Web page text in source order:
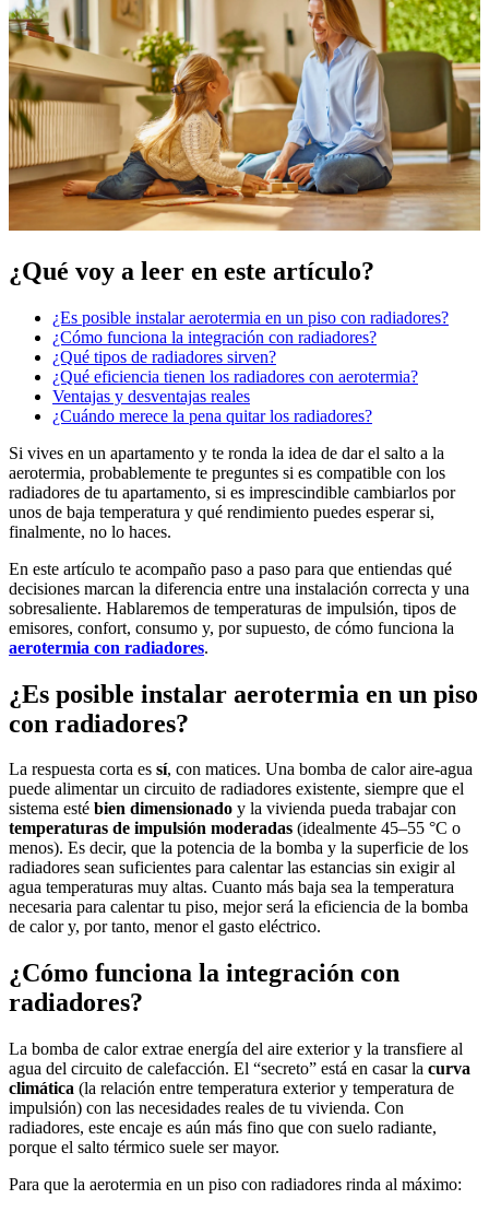
¿Qué voy a leer en este artículo?
¿Es posible instalar aerotermia en un piso con radiadores?
¿Cómo funciona la integración con radiadores?
¿Qué tipos de radiadores sirven?
¿Qué eficiencia tienen los radiadores con aerotermia?
Ventajas y desventajas reales
¿Cuándo merece la pena quitar los radiadores?
Si vives en un apartamento y te ronda la idea de dar el salto a la
aerotermia, probablemente te preguntes si es compatible con los
radiadores de tu apartamento, si es imprescindible cambiarlos por
unos de baja temperatura y qué rendimiento puedes esperar si,
finalmente, no lo haces.
En este artículo te acompaño paso a paso para que entiendas qué
decisiones marcan la diferencia entre una instalación correcta y una
sobresaliente. Hablaremos de temperaturas de impulsión, tipos de
emisores, confort, consumo y, por supuesto, de cómo funciona la
aerotermia con radiadores.
¿Es posible instalar aerotermia en un piso
con radiadores?
La respuesta corta es sí, con matices. Una bomba de calor aire-agua
puede alimentar un circuito de radiadores existente, siempre que el
sistema esté bien dimensionado y la vivienda pueda trabajar con
temperaturas de impulsión moderadas (idealmente 45–55 °C o
menos). Es decir, que la potencia de la bomba y la superficie de los
radiadores sean suficientes para calentar las estancias sin exigir al
agua temperaturas muy altas. Cuanto más baja sea la temperatura
necesaria para calentar tu piso, mejor será la eficiencia de la bomba
de calor y, por tanto, menor el gasto eléctrico.
¿Cómo funciona la integración con
radiadores?
La bomba de calor extrae energía del aire exterior y la transfiere al
agua del circuito de calefacción. El “secreto” está en casar la curva
climática (la relación entre temperatura exterior y temperatura de
impulsión) con las necesidades reales de tu vivienda. Con
radiadores, este encaje es aún más fino que con suelo radiante,
porque el salto térmico suele ser mayor.
Para que la aerotermia en un piso con radiadores rinda al máximo: